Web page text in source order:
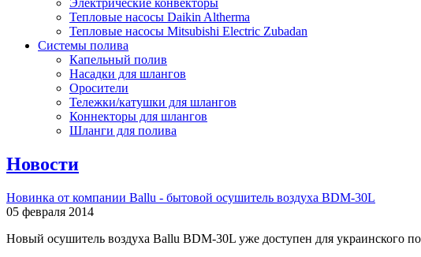
Тепловые насосы Daikin Altherma
Тепловые насосы Mitsubishi Electric Zubadan
Системы полива
Капельный полив
Насадки для шлангов
Оросители
Тележки/катушки для шлангов
Коннекторы для шлангов
Шланги для полива
Новости
Новинка от компании Ballu - бытовой осушитель воздуха BDM-30L
05 февраля 2014
Новый осушитель воздуха Ballu BDM-30L уже доступен для украинского